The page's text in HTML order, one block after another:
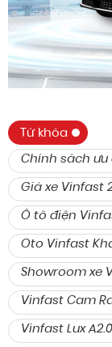
Từ khóa
Chính sách ưu
Giá xe Vinfast
Ô tô điện
Oto Vinfast
Showroom xe
Vinfast Cam
Vinfast Lux A2.0